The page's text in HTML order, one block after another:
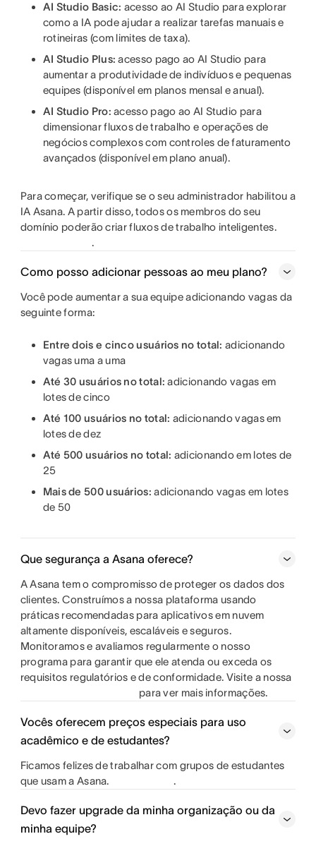
AI Studio Basic: acesso ao AI Studio para explorar
como a IA pode ajudar a realizar tarefas manuais e
rotineiras (com limites de taxa).
AI Studio Plus:acesso pago ao AI Studio para
aumentar a produtividade de indivíduos e pequenas
equipes (disponível em planos mensal e anual).
AI Studio Pro:acesso pago ao AI Studio para
dimensionar fluxos de trabalho e operações de
negócios complexos com controles de faturamento
avançados (disponível em plano anual).
Para começar, verifique se o seu administrador habilitou a
IA Asana. A partir disso, todos os membros do seu
domínio poderão criar fluxos de trabalho inteligentes.
.
Como posso adicionar pessoas ao meu plano?
Você pode aumentar a sua equipe adicionando vagas da
seguinte forma:
Entre dois e cinco usuários no total:adicionando
vagas uma a uma
Até 30 usuários no total:adicionando vagas em
lotes de cinco
Até 100 usuários no total: adicionando vagas em
lotes de dez
Até 500 usuários no total: adicionando em lotes de
25
Mais de 500 usuários:adicionando vagas em lotes
de 50
Que segurança a Asana oferece?
A Asana tem o compromisso de proteger os dados dos
clientes. Construímos a nossa plataforma usando
práticas recomendadas para aplicativos em nuvem
altamente disponíveis, escaláveis e seguros.
Monitoramos e avaliamos regularmente o nosso
programa para garantir que ele atenda ou exceda os
requisitos regulatórios e de conformidade. Visite a nossa
para ver mais informações.
Vocês oferecem preços especiais para uso
acadêmico e de estudantes?
Ficamos felizes de trabalhar com grupos de estudantes
que usam a Asana.
.
Devo fazer upgrade da minha organização ou da
minha equipe?